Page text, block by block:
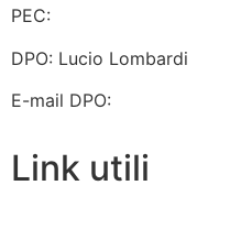
PEC:
DPO: Lucio Lombardi
E-mail DPO:
Link utili